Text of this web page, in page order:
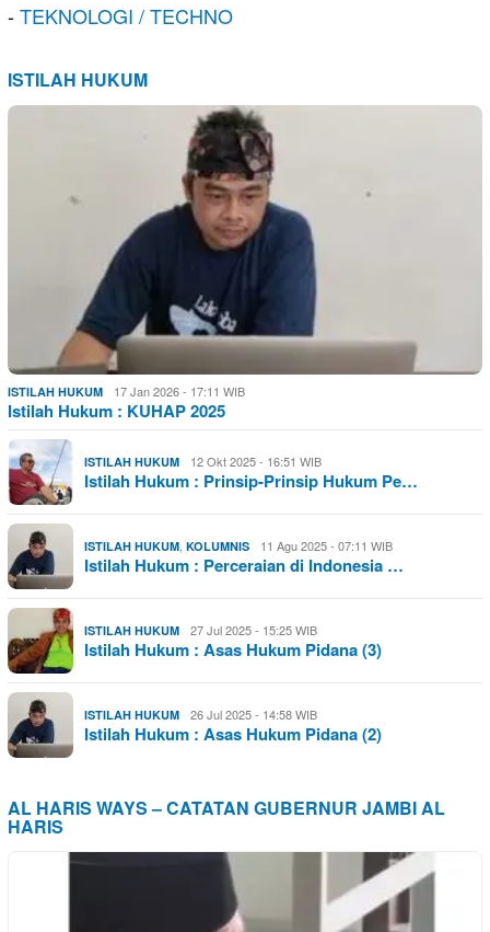
-TEKNOLOGI / TECHNO
ISTILAH HUKUM
ISTILAH HUKUM 17 Jan 2026 - 17:11 WIB
Istilah Hukum : KUHAP 2025
ISTILAH HUKUM 12 Okt 2025 - 16:51 WIB
Istilah Hukum : Prinsip-Prinsip Hukum Pe…
ISTILAH HUKUM, KOLUMNIS 11 Agu 2025 - 07:11 WIB
Istilah Hukum : Perceraian di Indonesia …
ISTILAH HUKUM 27 Jul 2025 - 15:25 WIB
Istilah Hukum : Asas Hukum Pidana (3)
ISTILAH HUKUM 26 Jul 2025 - 14:58 WIB
Istilah Hukum : Asas Hukum Pidana (2)
AL HARIS WAYS – CATATAN GUBERNUR JAMBI AL
HARIS